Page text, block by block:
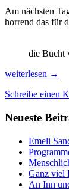
Am nächsten
horrend das für
die Bucht
Tanzen
Komodo-
und
schockierende
Kehrseite
Indonesiens
weiterlesen →
Schreibe einen
Neueste
Emeli
Ganz viel
An Inn